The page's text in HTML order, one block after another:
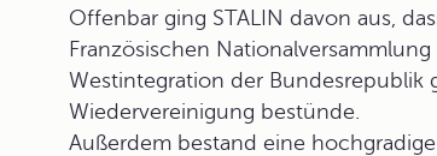
Offenbar ging STALIN davon aus,
Französischen
Westintegration der Bundesrepublik
Wiedervereinigung bestünde.
Außerdem bestand eine hochgradige